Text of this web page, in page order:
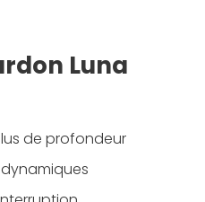
Luna
de profondeur